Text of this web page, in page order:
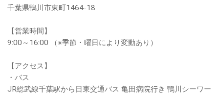
千葉県鴨川市東町1464-18
【営業時間】
9:00～16:00 （※季節・曜日により変動あり）
【アクセス】
・バス
JR総武線千葉駅から日東交通バス 亀田病院行き 鴨川シーワー